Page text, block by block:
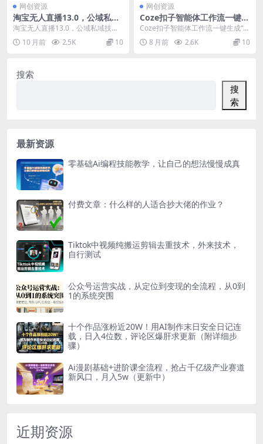
网创资源
淘宝无人直播13.0，公域私域
技术，不封号，不违规布局下
半年旺季赛道，日入1K+（独
家技术）【揭秘】
淘宝无人直播13.0，公域私域技
术，不封号，不违规布局下半年旺
季赛道，日入1K+...
10 月前 2.5K 10
网创资源
Coze扣子智能体工作流一键生
成“仙侠国风AI动漫短剧“视
Coze扣子智能体工作流一键生成“仙
侠国风AI动漫短剧“视频，全流程保
姆级教学 ...
8 月前 2.6K 10
搜索
搜
索
最新资源
零基础Ai编程技能教学，让自己的想法慢慢成真
付费文章：什么样的人适合抄大佬的作业？
Tiktok中视频纯搬运剪辑去重技术，外来技术，
自行测试
公众号运营实战，从定位到变现的全流程，从0到
1的系统突围
十个作品涨粉近20W！用AI制作末日安全日记连
载，日入4位数，评论区爆肝求更新（附详细步
骤）
Ai漫剧基础+进阶课全流程，抢占千亿级产业赛道
新风口，月入5w（更新中）
近期资源